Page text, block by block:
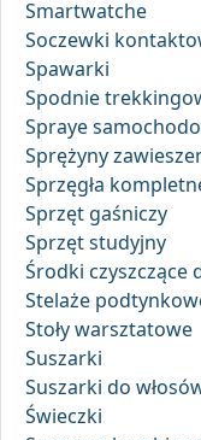
Smartwatche
Soczewki
Spawarki
Spodnie
Spraye
Sprężyny
Sprzęgła
Sprzęt gaśniczy
Sprzęt studyjny
Środki
Stelaże
Stoły warsztatowe
Suszarki
Suszarki do
Świeczki